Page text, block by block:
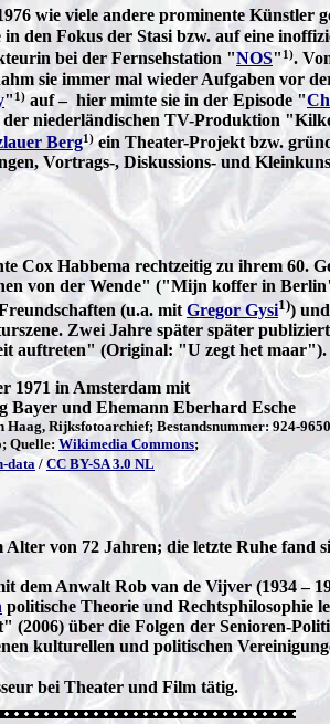
wie viele andere prominente Künstler
in den Fokus der Stasi bzw. auf eine
bei der Fernsehstation "NOS" 1).
sie immer mal wieder Aufgaben vor
"1)auf – hier mimte sie in der Episode "
der niederländischen TV-Produktion
Berg1) ein Theater-Projekt bzw.
Vortrags-, Diskussions- und
Cox Habbema rechtzeitig zu ihrem 60.
von der Wende" ("Mijn koffer in
(u.a. mit Gregor Gysi1))
Zwei Jahre später später
auftreten" (Original: "U zegt het maar").
1971 in Amsterdam mit
Bayer und Ehemann Eberhard Esche
Haag, Rijksfotoarchief; Bestandsnummer: 924-
Quelle: Wikimedia Commons;
data / CC BY-SA 3.0 NL
von 72 Jahren; die letzte Ruhe
dem Anwalt Rob van de Vijver (1934
politische Theorie und Rechtsphilosophie
über die Folgen der Senioren-
kulturellen und politischen
bei Theater und Film tätig.